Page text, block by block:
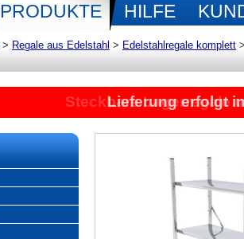
PRODUKTE HILFE
> Regale aus Edelstahl > Edelstahlregale komplett
Steckbare Lagerregale
Lieferung erfolgt